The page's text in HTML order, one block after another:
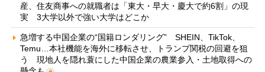
産、住友商事への就職者は「東大・早大・慶大で約6割」の現
実 3大学以外で強い大学はどこか
急増する中国企業の“国籍ロンダリング” SHEIN、TikTok、
Temu…本社機能を海外に移転させ、トランプ関税の回避を狙
う 現地人を隠れ蓑にした中国企業の農業参入・土地取得への